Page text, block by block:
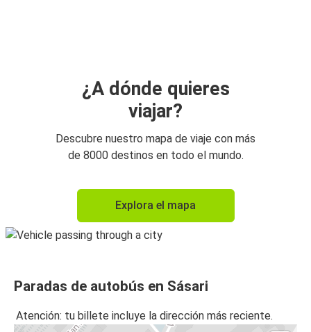
¿A dónde quieres
viajar?
Descubre nuestro mapa de viaje con más
de 8000 destinos en todo el mundo.
Explora el mapa
Paradas de autobús en Sásari
Atención: tu billete incluye la dirección más reciente.